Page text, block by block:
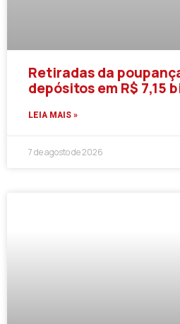
Retiradas da
depósitos em R$ 7,15
LEIA MAIS »
7 de agosto de 2026